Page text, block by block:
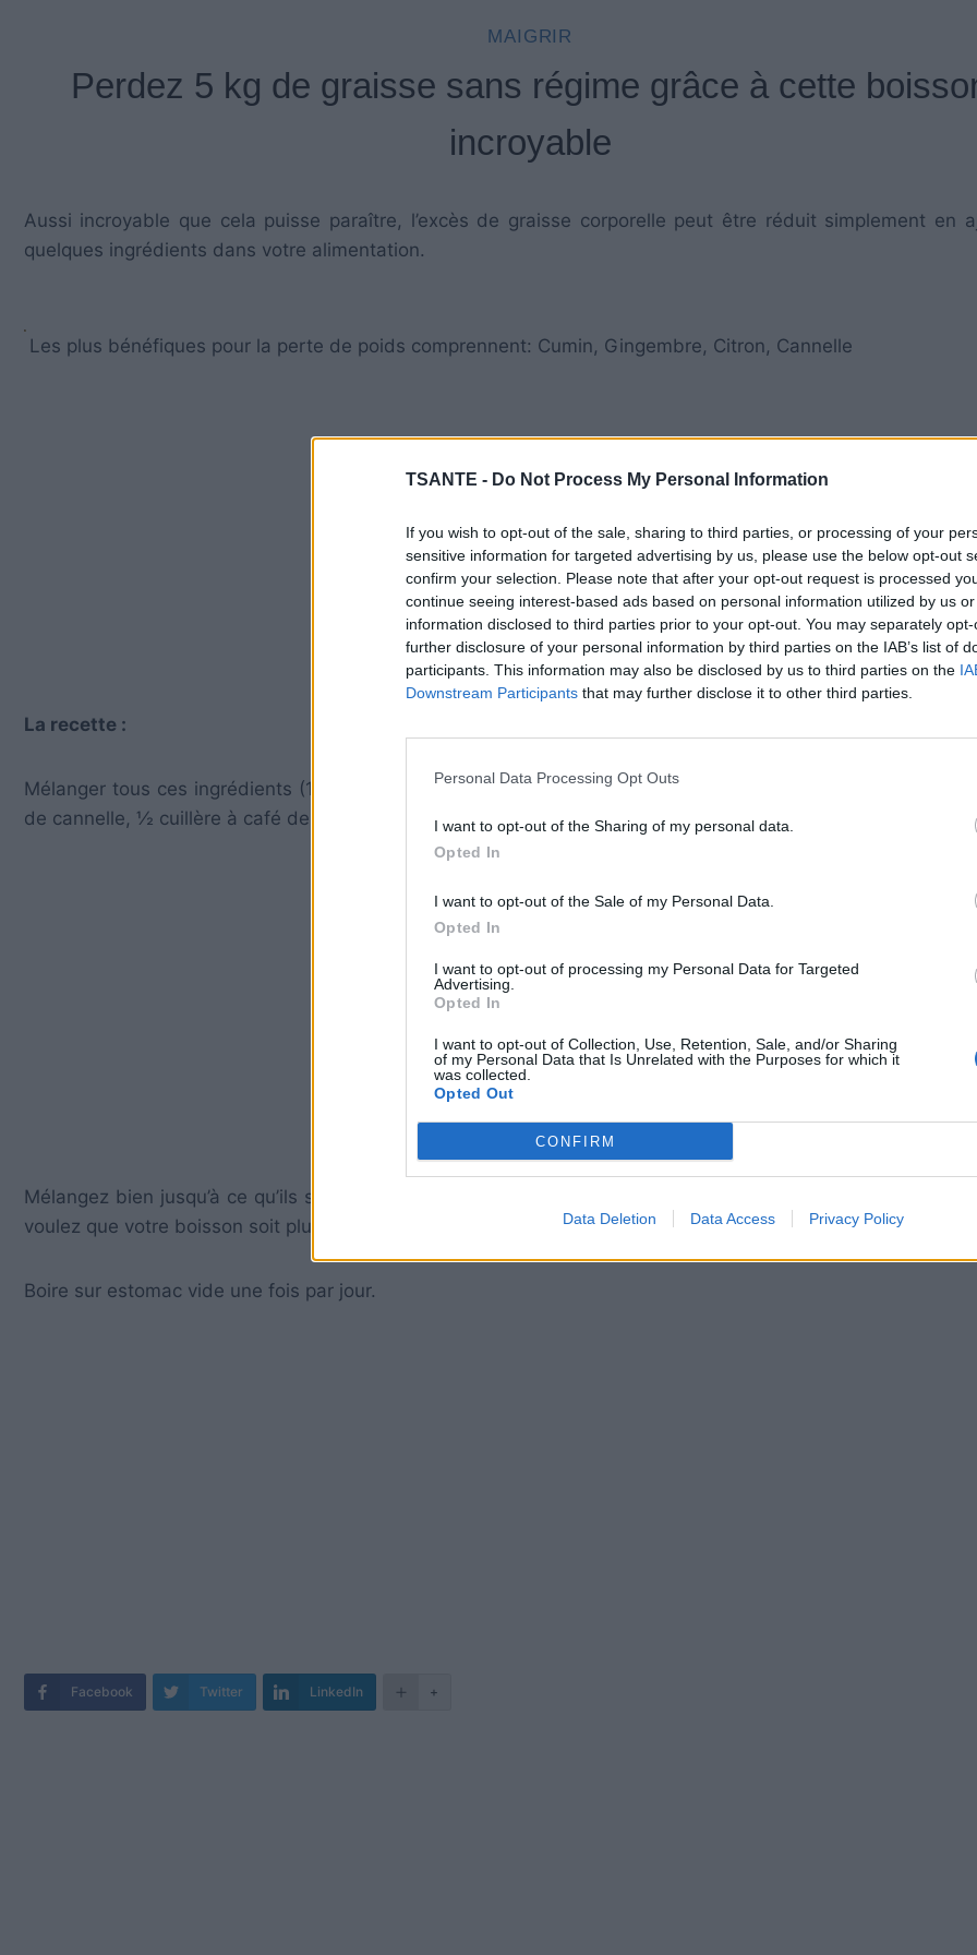
TSANTE - Do Not Process My Personal Information
If you wish to opt-out of the sale, sharing to third parties, or processing of your
sensitive information for targeted advertising by us, please use the below opt-out
confirm your selection. Please note that after your opt-out request is processed
continue seeing interest-based ads based on personal information utilized by us
information disclosed to third parties prior to your opt-out. You may separately
further disclosure of your personal information by third parties on the IAB’s list of
participants. This information may also be disclosed by us to third parties on the
Downstream Participants that may further disclose it to other third parties.
Personal Data Processing Opt Outs
I want to opt-out of the Sharing of my personal data.
Opted In
I want to opt-out of the Sale of my Personal Data.
Opted In
I want to opt-out of processing my Personal Data for Targeted
Advertising.
Opted In
I want to opt-out of Collection, Use, Retention, Sale, and/or Sharing
of my Personal Data that Is Unrelated with the Purposes for which it
was collected.
Opted Out
CONFIRM
Data Deletion Data Access Privacy Policy
MAIGRIR
Perdez 5 kg de graisse sans régime grâce à cette
incroyable
Aussi incroyable que cela puisse paraître, l’excès de graisse corporelle peut être réduit simplement en
quelques ingrédients dans votre alimentation.
Les plus bénéfiques pour la perte de poids comprennent: Cumin, Gingembre, Citron, Cannelle
La recette :
Mélanger tous ces ingrédients (1 cuillère à café de cumin moulu, 2 morceaux de zeste de citron, ¼ cuillère
de cannelle, ½ cuillère à café de gingembre) dans une tasse d’eau bouillante.
Mélangez bien jusqu’à ce qu’ils soient bien dilués. Lorsque la boisson a refroidi, ajoutez le miel (optionnel)
voulez que votre boisson soit plus sucrée.
Boire sur estomac vide une fois par jour.
Facebook Twitter LinkedIn +